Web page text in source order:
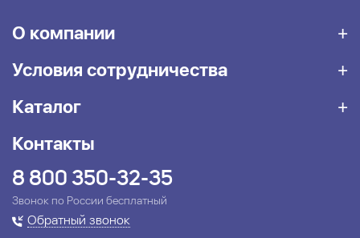
О компании
Условия сотрудничества
Каталог
Контакты
8 800 350-32-35
Звонок по России бесплатный
Обратный звонок